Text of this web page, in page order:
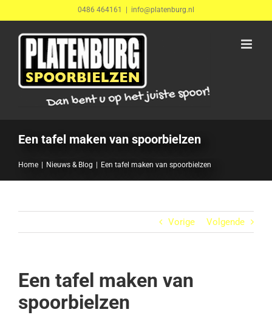
naar
inhoud
0486 464161 info@platenburg.nl
Een tafel maken van spoorbielzen
Home Nieuws & Blog Een tafel maken van spoorbielzen
Vorige Volgende
Een tafel maken van
spoorbielzen